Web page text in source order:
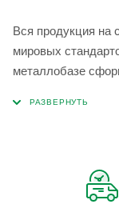
Вся продукция на
мировых
металлобазе